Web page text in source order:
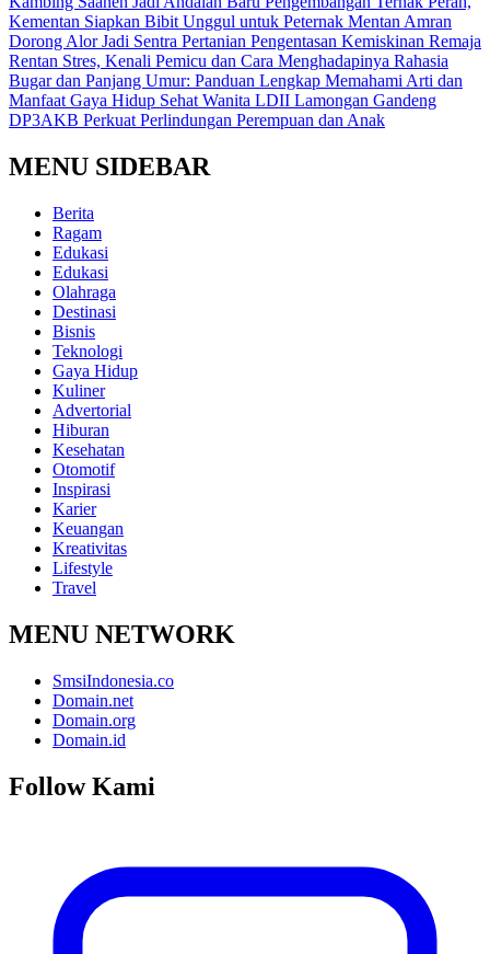
Kementan Siapkan Bibit Unggul untuk Peternak Mentan Amran
Dorong Alor Jadi Sentra Pertanian Pengentasan Kemiskinan Remaja
Rentan Stres, Kenali Pemicu dan Cara Menghadapinya Rahasia
Bugar dan Panjang Umur: Panduan Lengkap Memahami Arti dan
Manfaat Gaya Hidup Sehat Wanita LDII Lamongan Gandeng
DP3AKB Perkuat Perlindungan Perempuan dan Anak
MENU SIDEBAR
Berita
Ragam
Edukasi
Edukasi
Olahraga
Destinasi
Bisnis
Teknologi
Gaya Hidup
Kuliner
Advertorial
Hiburan
Kesehatan
Otomotif
Inspirasi
Karier
Keuangan
Kreativitas
Lifestyle
Travel
MENU NETWORK
SmsiIndonesia.co
Domain.net
Domain.org
Domain.id
Follow Kami